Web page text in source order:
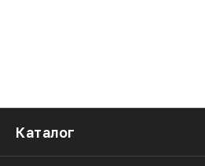
Каталог